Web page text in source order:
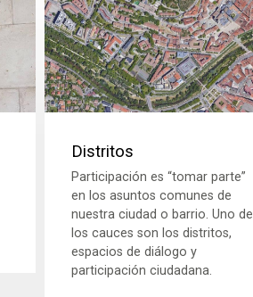
Distritos
Participación es “tomar parte”
en los asuntos comunes de
nuestra ciudad o barrio. Uno de
los cauces son los distritos,
espacios de diálogo y
participación ciudadana.